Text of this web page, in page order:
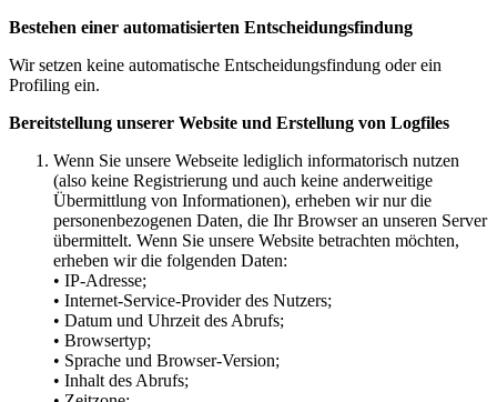
Bestehen einer automatisierten Entscheidungsfindung
Wir setzen keine automatische Entscheidungsfindung oder ein
Profiling ein.
Bereitstellung unserer Website und Erstellung von Logfiles
Wenn Sie unsere Webseite lediglich informatorisch nutzen
(also keine Registrierung und auch keine anderweitige
Übermittlung von Informationen), erheben wir nur die
personenbezogenen Daten, die Ihr Browser an unseren Server
übermittelt. Wenn Sie unsere Website betrachten möchten,
erheben wir die folgenden Daten:
• IP-Adresse;
• Internet-Service-Provider des Nutzers;
• Datum und Uhrzeit des Abrufs;
• Browsertyp;
• Sprache und Browser-Version;
• Inhalt des Abrufs;